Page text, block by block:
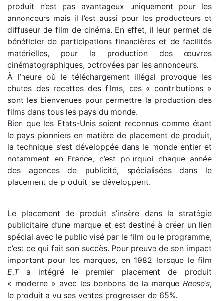
produit n’est pas avantageux uniquement pour les
annonceurs mais il l’est aussi pour les producteurs et
diffuseur de film de cinéma. En effet, il leur permet de
bénéficier de participations financières et de facilités
matérielles, pour la production des œuvres
cinématographiques, octroyées par les annonceurs.
À l’heure où le téléchargement illégal provoque les
chutes des recettes des films, ces « contributions »
sont les bienvenues pour permettre la production des
films dans tous les pays du monde.
Bien que les Etats-Unis soient reconnus comme étant
le pays pionniers en matière de placement de produit,
la technique s’est développée dans le monde entier et
notamment en France, c’est pourquoi chaque année
des agences de publicité, spécialisées dans le
placement de produit, se développent.
Le placement de produit s’insère dans la stratégie
publicitaire d’une marque et est destiné à créer un lien
spécial avec le public visé par le film ou le programme,
c’est ce qui fait son succès. Pour preuve de son impact
important pour les marques, en 1982 lorsque le film
E.Ta intégré le premier placement de produit
« moderne » avec les bonbons de la marque Reese’s,
le produit a vu ses ventes progresser de 65%.